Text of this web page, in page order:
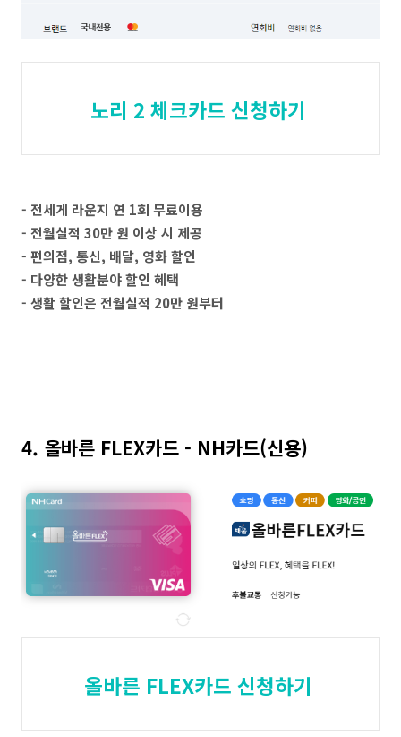
노리 2 체크카드 신청하기
- 전세게 라운지 연 1회 무료이용
- 전월실적 30만 원 이상 시 제공
- 편의점, 통신, 배달, 영화 할인
- 다양한 생활분야 할인 혜택
- 생활 할인은 전월실적 20만 원부터
4. 올바른 FLEX카드 - NH카드(신용)
올바른 FLEX카드 신청하기